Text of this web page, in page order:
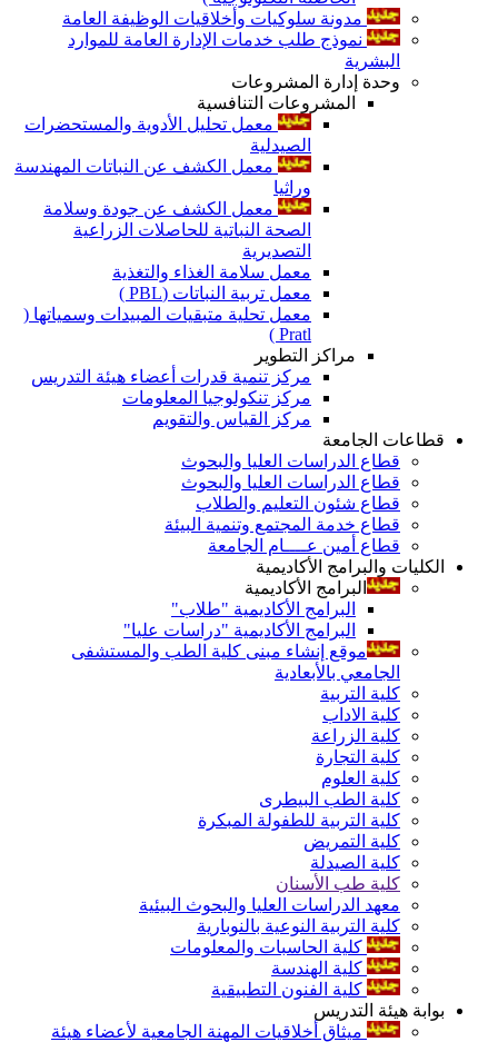
مدونة سلوكيات وأخلاقيات الوظيفة العامة
نموذج طلب خدمات الإدارة العامة للموارد
البشرية
وحدة إدارة المشروعات
المشروعات التنافسية
معمل تحليل الأدوية والمستحضرات
الصيدلية
معمل الكشف عن النباتات المهندسة
وراثيا
معمل الكشف عن جودة وسلامة
الصحة النباتية للحاصلات الزراعية
التصديرية
معمل سلامة الغذاء والتغذية
معمل تربية النباتات (PBL )
معمل تحلية متبقيات المبيدات وسمياتها (
Pratl )
مراكز التطوير
مركز تنمية قدرات أعضاء هيئة التدريس
مركز تنكولوجيا المعلومات
مركز القياس والتقويم
قطاعات الجامعة
قطاع الدراسات العليا والبحوث
قطاع الدراسات العليا والبحوث
قطاع شئون التعليم والطلاب
قطاع خدمة المجتمع وتنمية البيئة
قطاع أمين عــــام الجامعة
الكليات والبرامج الأكاديمية
البرامج الأكاديمية
البرامج الأكاديمية "طلاب"
البرامج الأكاديمية "دراسات عليا"
موقع إنشاء مبنى كلية الطب والمستشفى
الجامعي بالأبعادية
كلية التربية
كلية الاداب
كلية الزراعة
كلية التجارة
كلية العلوم
كلية الطب البيطرى
كلية التربية للطفولة المبكرة
كلية التمريض
كلية الصيدلة
كلية طب الأسنان
معهد الدراسات العليا والبحوث البيئية
كلية التربية النوعية بالنوبارية
كلية الحاسبات والمعلومات
كلية الهندسة
كلية الفنون التطبيقية
بوابة هيئة التدريس
ميثاق أخلاقيات المهنة الجامعية لأعضاء هيئة